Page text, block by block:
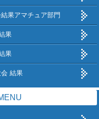
果アマチュア部門
果
果
結果